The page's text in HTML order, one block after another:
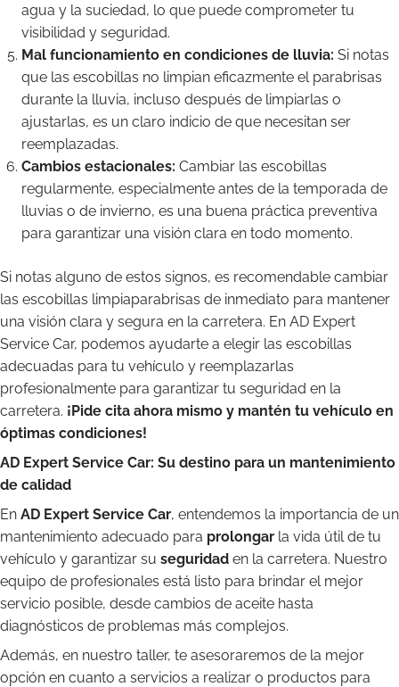
agua y la suciedad, lo que puede comprometer tu
visibilidad y seguridad.
Mal funcionamiento en condiciones de lluvia: Si notas
que las escobillas no limpian eficazmente el parabrisas
durante la lluvia, incluso después de limpiarlas o
ajustarlas, es un claro indicio de que necesitan ser
reemplazadas.
Cambios estacionales: Cambiar las escobillas
regularmente, especialmente antes de la temporada de
lluvias o de invierno, es una buena práctica preventiva
para garantizar una visión clara en todo momento.
Si notas alguno de estos signos, es recomendable cambiar
las escobillas limpiaparabrisas de inmediato para mantener
una visión clara y segura en la carretera. En AD Expert
Service Car, podemos ayudarte a elegir las escobillas
adecuadas para tu vehículo y reemplazarlas
profesionalmente para garantizar tu seguridad en la
carretera. ¡Pide cita ahora mismo y mantén tu vehículo en
óptimas condiciones!
AD Expert Service Car: Su destino para un mantenimiento
de calidad
En AD Expert Service Car, entendemos la importancia de un
mantenimiento adecuado para prolongar la vida útil de tu
vehículo y garantizar su seguridad en la carretera. Nuestro
equipo de profesionales está listo para brindar el mejor
servicio posible, desde cambios de aceite hasta
diagnósticos de problemas más complejos.
Además, en nuestro taller, te asesoraremos de la mejor
opción en cuanto a servicios a realizar o productos para